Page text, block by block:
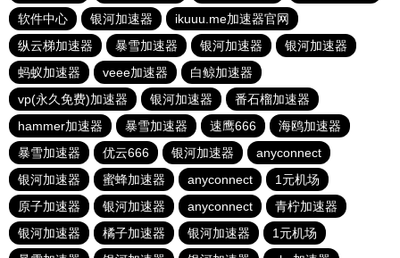
软件中心
银河加速器
ikuuu.me加速器官网
纵云梯加速器
暴雪加速器 银河加速器
银河加速器
蚂蚁加速器
veee加速器
白鲸加速器
vp(永久免费)加速器
银河加速器
番石榴加速器
hammer加速器
暴雪加速器 速鹰666
海鸥加速器
暴雪加速器
优云666 银河加速器
anyconnect
银河加速器
蜜蜂加速器 anyconnect
1元机场
原子加速器
银河加速器 anyconnect
青柠加速器
银河加速器
橘子加速器 银河加速器
1元机场